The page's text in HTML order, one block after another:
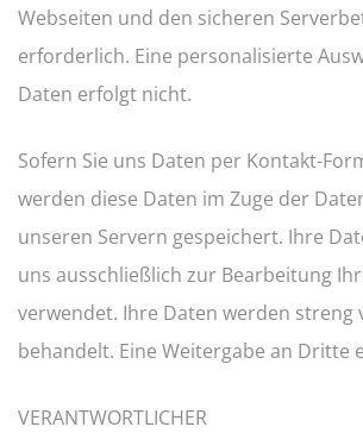
Webseiten und den sicheren
erforderlich. Eine personalisierte
Daten erfolgt nicht.
Sofern Sie uns Daten per Kontakt-
werden diese Daten im Zuge der
unseren Servern gespeichert. Ihre
uns ausschließlich zur Bearbeitung
verwendet. Ihre Daten werden streng
behandelt. Eine Weitergabe an Dritte
VERANTWORTLICHER